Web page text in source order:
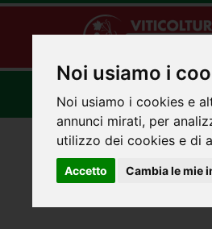
Noi usiamo i
Noi usiamo i cookies e
annunci mirati, per
utilizzo dei cookies e di
Accetto Cambia le mie
Home Chi siamo